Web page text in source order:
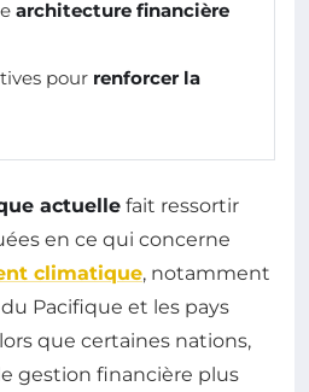
architecture financière
pour renforcer la
actuelle fait ressortir
en ce qui concerne
climatique, notamment
Pacifique et les pays
que certaines nations,
gestion financière plus